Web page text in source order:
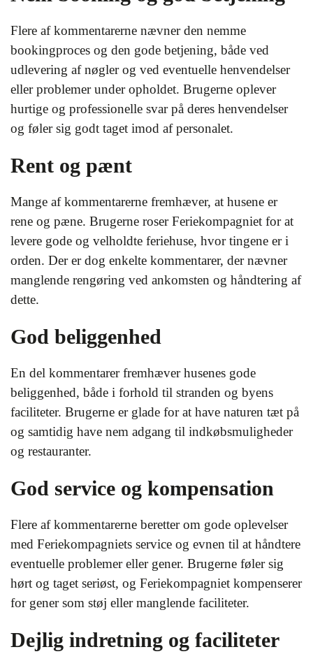
Flere af kommentarerne nævner den nemme
bookingproces og den gode betjening, både ved
udlevering af nøgler og ved eventuelle henvendelser
eller problemer under opholdet. Brugerne oplever
hurtige og professionelle svar på deres henvendelser
og føler sig godt taget imod af personalet.
Rent og pænt
Mange af kommentarerne fremhæver, at husene er
rene og pæne. Brugerne roser Feriekompagniet for at
levere gode og velholdte feriehuse, hvor tingene er i
orden. Der er dog enkelte kommentarer, der nævner
manglende rengøring ved ankomsten og håndtering af
dette.
God beliggenhed
En del kommentarer fremhæver husenes gode
beliggenhed, både i forhold til stranden og byens
faciliteter. Brugerne er glade for at have naturen tæt på
og samtidig have nem adgang til indkøbsmuligheder
og restauranter.
God service og kompensation
Flere af kommentarerne beretter om gode oplevelser
med Feriekompagniets service og evnen til at håndtere
eventuelle problemer eller gener. Brugerne føler sig
hørt og taget seriøst, og Feriekompagniet kompenserer
for gener som støj eller manglende faciliteter.
Dejlig indretning og faciliteter